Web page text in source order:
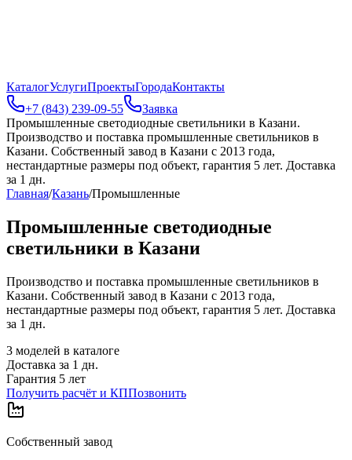
КаталогУслугиПроектыГородаКонтакты
+7 (843) 239-09-55
Заявка
Промышленные светодиодные светильники в Казани.
Производство и поставка промышленные светильников в
Казани. Собственный завод в Казани с 2013 года,
нестандартные размеры под объект, гарантия 5 лет. Доставка
за 1 дн.
Главная/Казань/Промышленные
Промышленные светодиодные
светильники в Казани
Производство и поставка промышленные светильников в
Казани. Собственный завод в Казани с 2013 года,
нестандартные размеры под объект, гарантия 5 лет. Доставка
за 1 дн.
3 моделей в каталоге
Доставка за 1 дн.
Гарантия 5 лет
Получить расчёт и КППозвонить
Собственный завод